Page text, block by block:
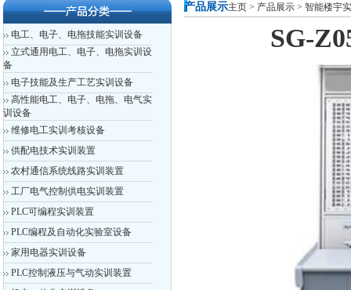
电工、电子、电拖技能实训设备
立式通用电工、电子、电拖实训设
备
电子技能及生产工艺实训设备
高性能电工、电子、电拖、电气实
训设备
维修电工实训考核设备
供配电技术实训装置
农村通信系统线路实训装置
工厂电气控制供电实训装置
PLC可编程实训装置
PLC编程及自动化实验室设备
家用电器实训设备
PLC控制液压与气动实训装置
产品展示主页 > 产品展示 > 智能楼宇
SG-